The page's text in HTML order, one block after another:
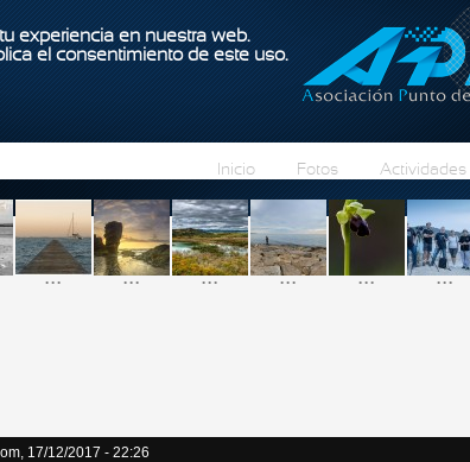
experiencia en nuestra web.
el consentimiento de este uso.
Pasar al contenido principal
Inicio Fotos Actividades
... ... ... ... ... ...
17/12/2017 - 22:26